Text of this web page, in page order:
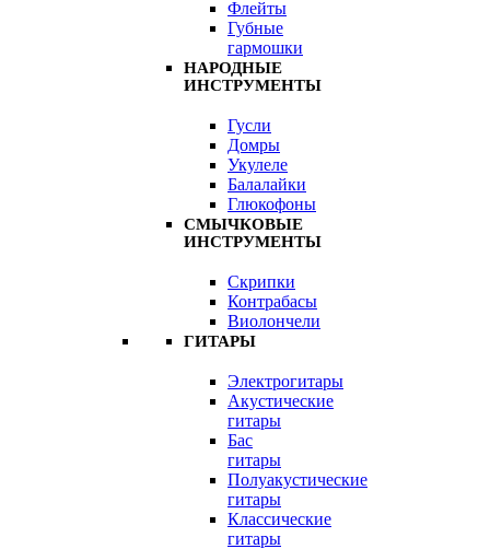
Флейты
Губные
гармошки
НАРОДНЫЕ
ИНСТРУМЕНТЫ
Гусли
Домры
Укулеле
Балалайки
Глюкофоны
СМЫЧКОВЫЕ
ИНСТРУМЕНТЫ
Скрипки
Контрабасы
Виолончели
ГИТАРЫ
Электрогитары
Акустические
гитары
Бас
гитары
Полуакустические
гитары
Классические
гитары